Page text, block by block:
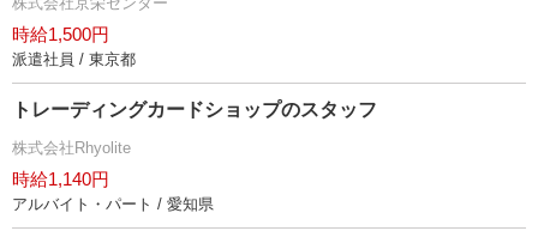
時給1,500円
派遣社員 / 東京都
トレーディングカードショップのスタッフ
株式会社Rhyolite
時給1,140円
アルバイト・パート / 愛知県